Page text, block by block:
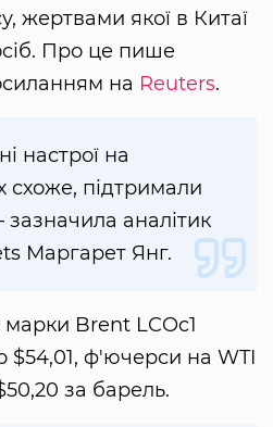
жертвами якої в Китаї
Про це пише
на Reuters.
настрої на
схоже, підтримали
аналітик
Маргарет Янг.
Brent LCOc1
$54,01, ф'ючерси на WTI
за барель.